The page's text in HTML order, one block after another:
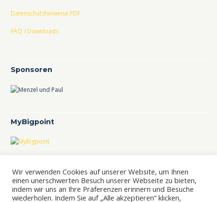
Datenschutzhinweise PDF
FAQ / Downloads
Sponsoren
MyBigpoint
TCL im TVBB
TCL-Ranking im TVBB
Wir verwenden Cookies auf unserer Website, um Ihnen
einen unerschwerten Besuch unserer Webseite zu bieten,
indem wir uns an Ihre Präferenzen erinnern und Besuche
wiederholen. Indem Sie auf „Alle akzeptieren“ klicken,